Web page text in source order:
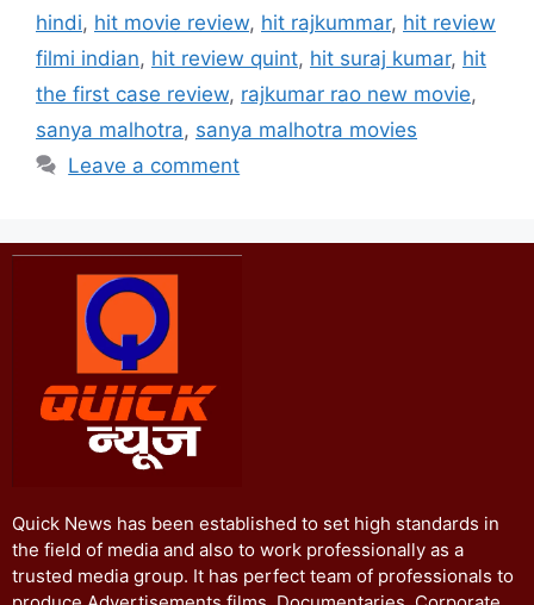
hindi, hit movie review, hit rajkummar, hit review
filmi indian, hit review quint, hit suraj kumar, hit
the first case review, rajkumar rao new movie,
sanya malhotra, sanya malhotra movies
Leave a comment
Quick News has been established to set high standards in
the field of media and also to work professionally as a
trusted media group. It has perfect team of professionals to